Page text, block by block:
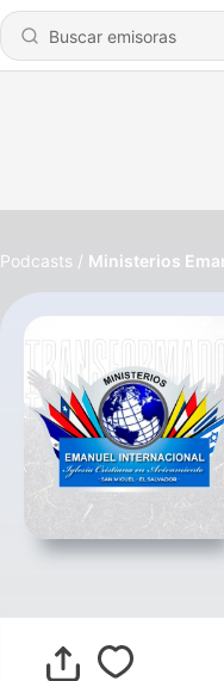
Podcasts Ministerios